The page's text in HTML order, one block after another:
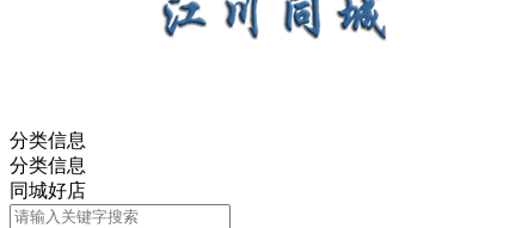
分类信息
分类信息
同城好店